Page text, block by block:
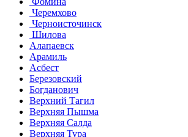
Черемхово
Черноисточинск
Шилова
Алапаевск
Арамиль
Асбест
Березовский
Богданович
Верхний Тагил
Верхняя Пышма
Верхняя Салда
Верхняя Тура